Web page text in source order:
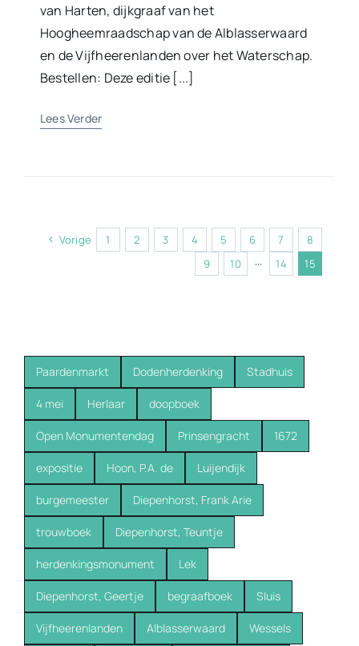
van Harten, dijkgraaf van het
Hoogheemraadschap van de Alblasserwaard
en de Vijfheerenlanden over het Waterschap.
Bestellen: Deze editie [...]
Lees Verder
Vorige 1 2 3 4 5 6 7
8
9
10 ··· 14 15
Paardenmarkt Dodenherdenking Stadhuis
4 mei Herlaar doopboek
Open Monumentendag Prinsengracht 1672
expositie Hoon, P.A. de Luijendijk
burgemeester Diepenhorst, Frank Arie
trouwboek Diepenhorst, Teuntje
herdenkingsmonument Lek
Diepenhorst, Geertje begraafboek Sluis
Vijfheerenlanden Alblasserwaard Wessels